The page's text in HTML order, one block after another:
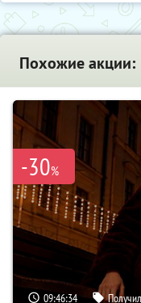
Похожие акции:
-30%
09:46:33